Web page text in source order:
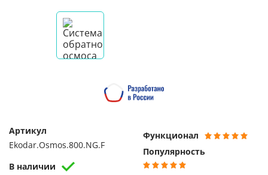
Артикул
Ekodar.Osmos.800.NG.F
В наличии
Функционал
Популярность